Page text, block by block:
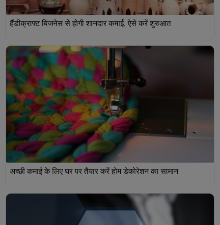
हैंडीक्राफ्ट बिजनेस से होगी शानदार कमाई, ऐसे करें शुरुआत
अच्छी कमाई के लिए घर पर तैयार करें होम डेकोरेशन का सामान